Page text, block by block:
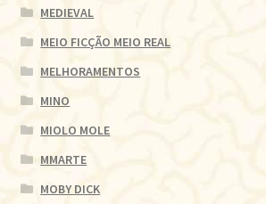
MEDIEVAL
MEIO FICÇÃO MEIO REAL
MELHORAMENTOS
MINO
MIOLO MOLE
MMARTE
MOBY DICK